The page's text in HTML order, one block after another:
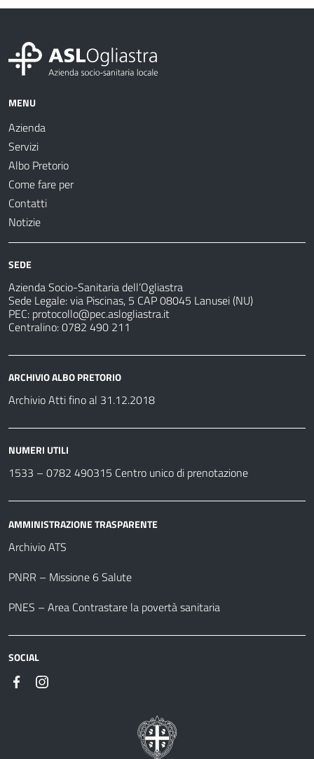
MENU
Azienda
Servizi
Albo Pretorio
Come fare per
Contatti
Notizie
SEDE
Azienda Socio-Sanitaria dell’Ogliastra
Sede Legale: via Piscinas, 5 CAP 08045 Lanusei (NU)
PEC: protocollo@pec.aslogliastra.it
Centralino: 0782 490 211
ARCHIVIO ALBO PRETORIO
Archivio Atti fino al 31.12.2018
NUMERI UTILI
1533 – 0782 490315 Centro unico di prenotazione
AMMINISTRAZIONE TRASPARENTE
Archivio ATS
PNRR – Missione 6 Salute
PNES – Area Contrastare la povertà sanitaria
SOCIAL